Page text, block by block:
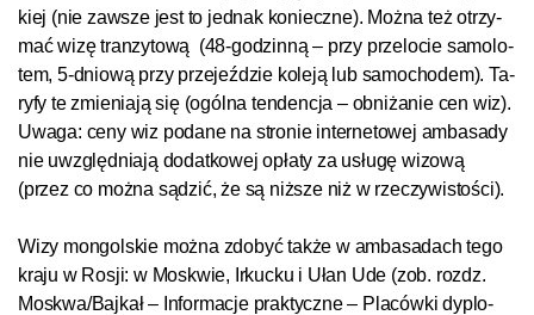
kiej (nie za­wsze jest to jed­nak ko­niecz­ne). Moż­na też otrzy­
mać wi­zę tran­zy­to­wą (48­-go­dzin­ną – przy przelocie sa­mo­lo­
tem, 5-dnio­wą przy prze­jeź­dzie ko­le­ją lub sa­mo­cho­dem). Ta­
ry­fy te zmie­nia­ją się (ogól­na ten­den­cja – ob­ni­ża­nie cen wiz).
Uwa­ga: ce­ny wiz po­da­ne na stro­nie in­ter­ne­to­wej amba­sa­dy
nie uwzględ­nia­ją do­dat­ko­wej opła­ty za usłu­gę wi­zo­wą
(przez co moż­na sądzić, że są niż­sze niż w rzeczy­wis­toś­ci).
Wi­zy mon­gol­s­kie moż­na zdo­być tak­że w am­ba­sa­dach te­go
kra­ju w Ros­ji: w Mos­k­wie, Ir­kuc­ku i Ułan Ude (zob. rozdz.
Mos­k­wa/Baj­kał – In­for­ma­cje praktyczne – Pla­ców­ki dyp­lo­